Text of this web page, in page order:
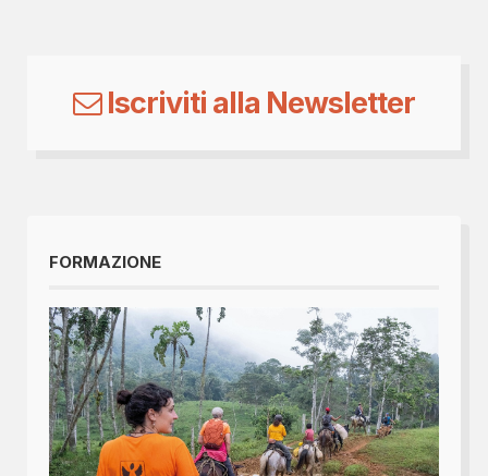
Iscriviti alla Newsletter
FORMAZIONE